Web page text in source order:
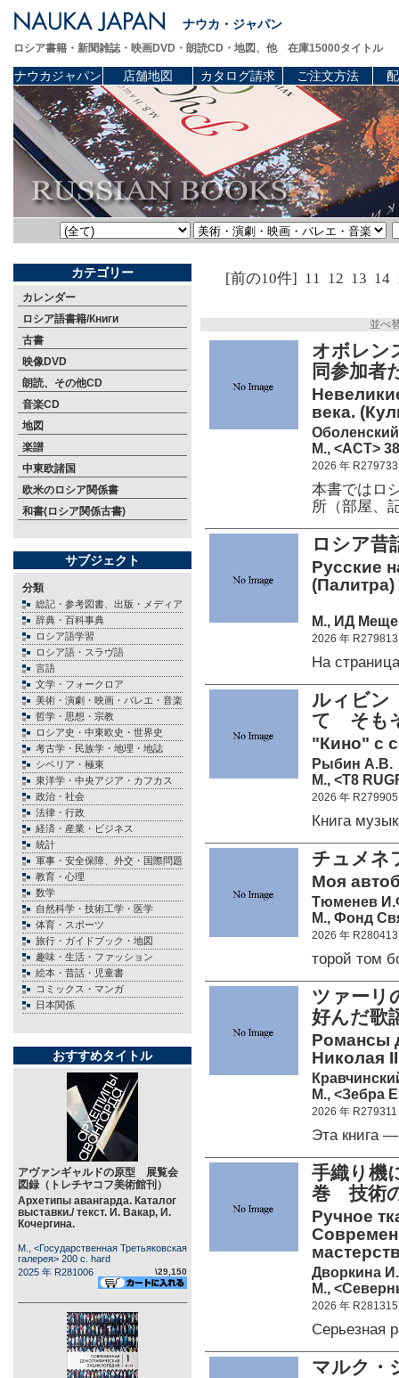
ナウカ・ジャパン
ロシア書籍・新聞雑誌・映画DVD・朗読CD・地図、他 在庫15000タイトル
ナウカジャパン 店舗地図 カタログ請求 ご注文方法
カテゴリー
カレンダー
ロシア語書籍/Книги
古書
映像DVD
朗読、その他CD
音楽CD
地図
楽譜
中東欧諸国
欧米のロシア関係書
和書(ロシア関係古書)
サブジェクト
分類
総記・参考図書、出版・メディア
辞典・百科事典
ロシア語学習
ロシア語・スラヴ語
言語
文学・フォークロア
美術・演劇・映画・バレエ・音楽
哲学・思想・宗教
ロシア史・中東欧史・世界史
考古学・民族学・地理・地誌
シベリア・極東
東洋学・中央アジア・カフカス
政治・社会
法律・行政
経済・産業・ビジネス
統計
軍事・安全保障、外交・国際問題
教育・心理
数学
自然科学・技術工学・医学
体育・スポーツ
旅行・ガイドブック・地図
趣味・生活・ファッション
絵本・昔話・児童書
コミックス・マンガ
日本関係
おすすめタイトル
アヴァンギャルドの原型 展覧会
図録（トレチヤコフ美術館刊）
Архетипы авангарда. Каталог
выставки./ текст. И. Вакар, И.
Кочергина.
М., <Государственная Третьяковская
галерея> 200 c. hard
2025 年 R281006
\29,150
[前の10件] 11 12 13 14
並べ
オボレ
同参加
века.
М., <АСТ>
2026 年 R279733
本書ではロ
所（部屋、
ロシア
Русские
(Палитра)
М., ИД
2026 年 R279813
На
ルィビン
て そも
"Кино" с
Рыбин А.В.
М., <Т8
2026 年 R279905
Книга
チュメ
Моя
Тюменев
М., Фонд
2026 年 R280413
торой том
ツァーリ
好んだ
Романсы
Николая
М., <Зебра
2026 年 R279311
Эта книга
手織り機
巻 技術
Ручное
Дворкина
М.,
2026 年 R281315
Серьезная
マルク